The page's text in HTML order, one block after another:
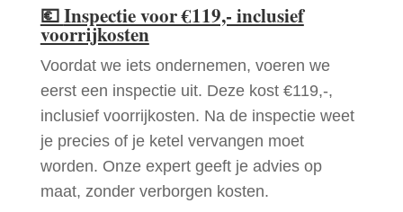
💶Inspectie voor €119,- inclusief
voorrijkosten
Voordat we iets ondernemen, voeren we
eerst een inspectie uit. Deze kost €119,-,
inclusief voorrijkosten. Na de inspectie weet
je precies of je ketel vervangen moet
worden. Onze expert geeft je advies op
maat, zonder verborgen kosten.